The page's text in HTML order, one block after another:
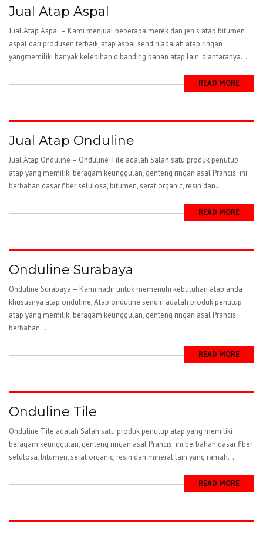
Jual Atap Aspal
Jual Atap Aspal – Kami menjual beberapa merek dan jenis atap bitumen
aspal dari produsen terbaik, atap aspal sendiri adalah atap ringan
yangmemiliki banyak kelebihan dibanding bahan atap lain, diantaranya...
READ MORE
Jual Atap Onduline
Jual Atap Onduline – Onduline Tile adalah Salah satu produk penutup
atap yang memiliki beragam keunggulan, genteng ringan asal Prancis ini
berbahan dasar fiber selulosa, bitumen, serat organic, resin dan...
READ MORE
Onduline Surabaya
Onduline Surabaya – Kami hadir untuk memenuhi kebutuhan atap anda
khususnya atap onduline, Atap onduline sendiri adalah produk penutup
atap yang memiliki beragam keunggulan, genteng ringan asal Prancis
berbahan...
READ MORE
Onduline Tile
Onduline Tile adalah Salah satu produk penutup atap yang memiliki
beragam keunggulan, genteng ringan asal Prancis ini berbahan dasar fiber
selulosa, bitumen, serat organic, resin dan mineral lain yang ramah...
READ MORE